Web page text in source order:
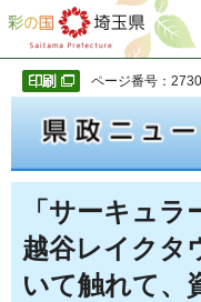
彩の国 埼玉県
ページ番号：
「サーキュ
越谷レイクタ
いて触れて、